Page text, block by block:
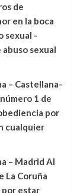
de
en la boca
sexual -
sexual
– Castellana-
1 de
por
cualquier
– Madrid Al
La Coruña
por estar